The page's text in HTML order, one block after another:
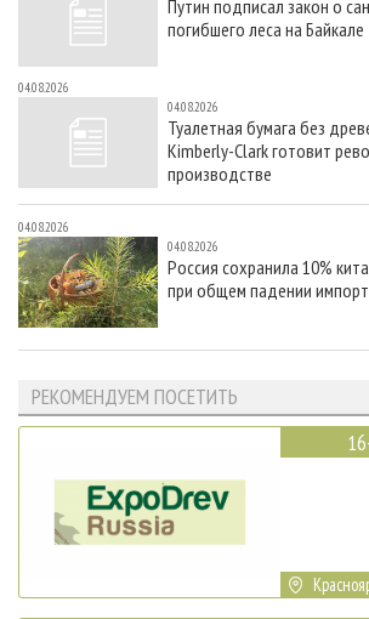
Путин подписал закон о
погибшего леса на Байкале
04.08.2026
04.08.2026
Туалетная бумага без
Kimberly-Clark готовит
производстве
04.08.2026
04.08.2026
Россия сохранила 10%
при общем падении
РЕКОМЕНДУЕМ ПОСЕТИТЬ